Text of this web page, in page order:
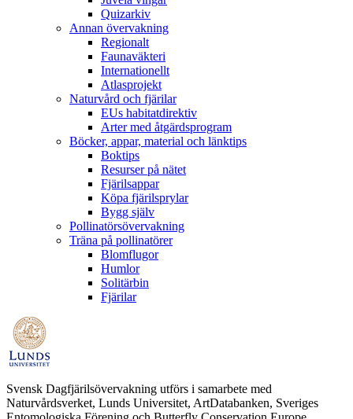
Quizarkiv
Annan övervakning
Regionalt
Faunaväkteri
Internationellt
Atlasprojekt
Naturvård och fjärilar
EUs habitatdirektiv
Arter med åtgärdsprogram
Böcker, appar, material och länktips
Boktips
Resurser på nätet
Fjärilsappar
Köpa fjärilsprylar
Bygg själv
Pollinatörsövervakning
Träna på pollinatörer
Blomflugor
Humlor
Solitärbin
Fjärilar
Svensk Dagfjärilsövervakning utförs i samarbete med
Naturvårdsverket, Lunds Universitet, ArtDatabanken, Sveriges